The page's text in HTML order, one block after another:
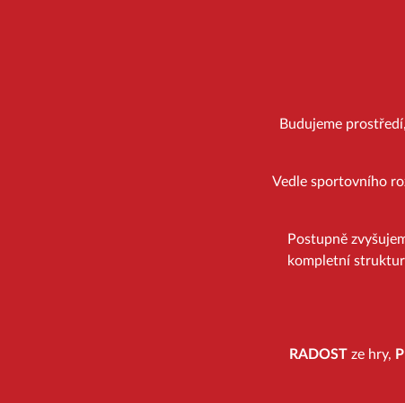
Budujeme
Vedle sportovního
Postupně
kompletní
RADOST ze hry,